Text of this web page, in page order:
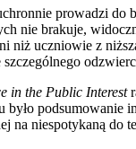
prowadzi
brakuje,
niż uczniowie z
in the Public Interest
niespotykaną